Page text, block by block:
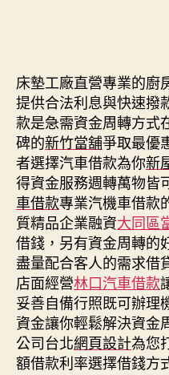
床墊工廠直營專業的廚
提供合法利息與快速撥
款是急需資金周轉方式
碑的新竹當舖爭取最優
者選擇汽車借款為你新
得資金服務週轉萬物皆
車借款專業汽機車借款
質精品企業融資大同區
借錢，另有資金周轉的
盡量配合客人的需求借
店面經營林口汽車借款
妥善自備行照既可辦理
資金讓你輕鬆解決資金
公司台北網頁設計為您
額借款利率選擇借錢方